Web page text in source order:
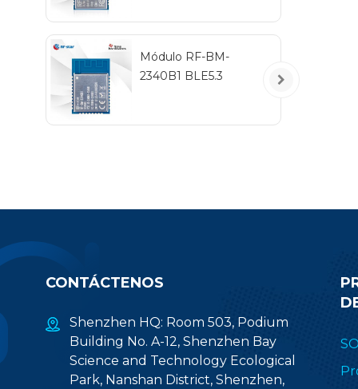
Módulo RF-BM-
2340B1 BLE5.3
CONTÁCTENOS
Shenzhen HQ: Room 503, Podium
Building No. A-12, Shenzhen Bay
Science and Technology Ecological
Park, Nanshan District, Shenzhen,